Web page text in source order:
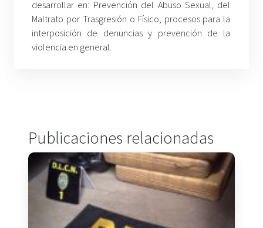
desarrollar en: Prevención del Abuso Sexual, del
Maltrato por Trasgresión o Físico, procesos para la
interposición de denuncias y prevención de la
violencia en general.
Publicaciones relacionadas